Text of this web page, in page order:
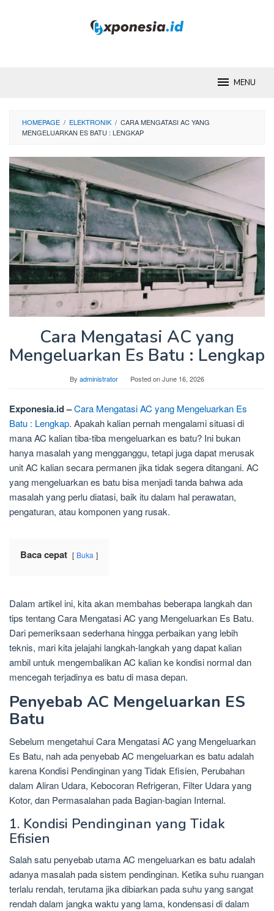
MENU
HOMEPAGE / ELEKTRONIK / CARA MENGATASI AC YANG
MENGELUARKAN ES BATU : LENGKAP
Cara Mengatasi AC yang
Mengeluarkan Es Batu : Lengkap
By administrator Posted onJune 16, 2026
Exponesia.id –Cara Mengatasi AC yang Mengeluarkan Es
Batu : Lengkap. Apakah kalian pernah mengalami situasi di
mana AC kalian tiba-tiba mengeluarkan es batu? Ini bukan
hanya masalah yang mengganggu, tetapi juga dapat merusak
unit AC kalian secara permanen jika tidak segera ditangani. AC
yang mengeluarkan es batu bisa menjadi tanda bahwa ada
masalah yang perlu diatasi, baik itu dalam hal perawatan,
pengaturan, atau komponen yang rusak.
Baca cepat Buka
Dalam artikel ini, kita akan membahas beberapa langkah dan
tips tentang Cara Mengatasi AC yang Mengeluarkan Es Batu.
Dari pemeriksaan sederhana hingga perbaikan yang lebih
teknis, mari kita jelajahi langkah-langkah yang dapat kalian
ambil untuk mengembalikan AC kalian ke kondisi normal dan
mencegah terjadinya es batu di masa depan.
Penyebab AC Mengeluarkan ES
Batu
Sebelum mengetahui Cara Mengatasi AC yang Mengeluarkan
Es Batu, nah ada penyebab AC mengeluarkan es batu adalah
karena Kondisi Pendinginan yang Tidak Efisien, Perubahan
dalam Aliran Udara, Kebocoran Refrigeran, Filter Udara yang
Kotor, dan Permasalahan pada Bagian-bagian Internal.
1. Kondisi Pendinginan yang Tidak
Efisien
Salah satu penyebab utama AC mengeluarkan es batu adalah
adanya masalah pada sistem pendinginan. Ketika suhu ruangan
terlalu rendah, terutama jika dibiarkan pada suhu yang sangat
rendah dalam jangka waktu yang lama, kondensasi di dalam